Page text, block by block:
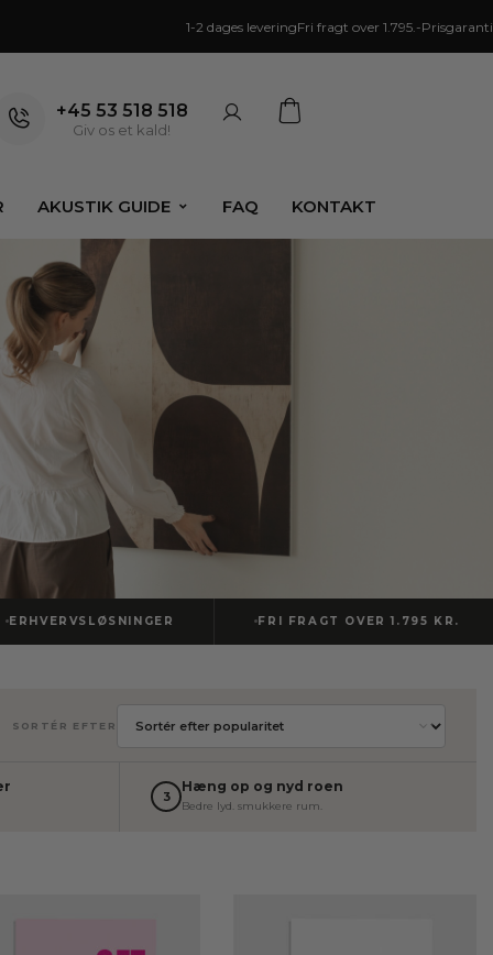
1-2 dages leveringFri fragt over 1.795.-Prisgaranti
+45 53 518 518
Giv os et kald!
AKUSTIK GUIDE FAQ KONTAKT
FRI FRAGT OVER 1.795 KR.
SORTÉR EFTER
3
Hæng op og nyd roen
Bedre lyd. smukkere rum.